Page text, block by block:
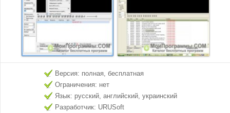
Версия: полная, бесплатная
Ограничения: нет
Язык: русский, английский, украинский
Разработчик: URUSoft